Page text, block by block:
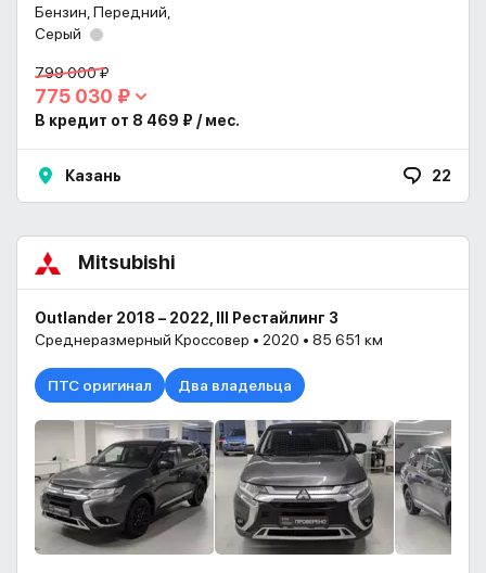
Бензин, Передний,
Серый
799 000 ₽
775 030 ₽
В кредит от 8 469 ₽ / мес.
Казань 22
Mitsubishi
Outlander 2018 – 2022, III Рестайлинг 3
Среднеразмерный Кроссовер • 2020 • 85 651 км
ПТС оригинал Два владельца